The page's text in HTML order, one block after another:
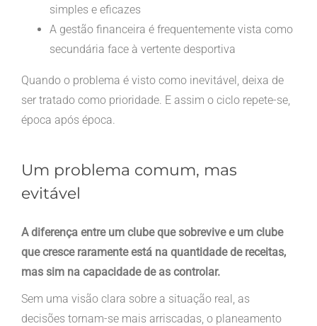
simples e eficazes
A gestão financeira é frequentemente vista como
secundária face à vertente desportiva
Quando o problema é visto como inevitável, deixa de
ser tratado como prioridade. E assim o ciclo repete-se,
época após época.
Um problema comum, mas
evitável
A diferença entre um clube que sobrevive e um clube
que cresce raramente está na quantidade de receitas,
mas sim na capacidade de as controlar.
Sem uma visão clara sobre a situação real, as
decisões tornam-se mais arriscadas, o planeamento